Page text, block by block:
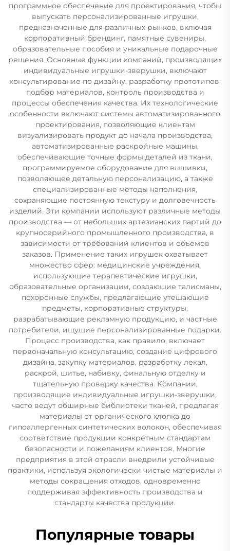
программное обеспечение для проектирования, чтобы
выпускать персонализированные игрушки,
предназначенные для различных рынков, включая
корпоративный брендинг, памятные сувениры,
образовательные пособия и уникальные подарочные
решения. Основные функции компаний, производящих
индивидуальные игрушки-зверушки, включают
консультирование по дизайну, разработку прототипов,
подбор материалов, контроль производства и
процессы обеспечения качества. Их технологические
особенности включают системы автоматизированного
проектирования, позволяющие клиентам
визуализировать продукт до начала производства,
автоматизированные раскройные машины,
обеспечивающие точные формы деталей из ткани,
программируемое оборудование для вышивки,
позволяющее детальную персонализацию, а также
специализированные методы наполнения,
сохраняющие постоянную текстуру и долговечность
изделий. Эти компании используют различные методы
производства — от небольших артезианских партий до
крупносерийного промышленного производства, в
зависимости от требований клиентов и объемов
заказов. Применение таких игрушек охватывает
множество сфер: медицинские учреждения,
использующие терапевтические игрушки,
образовательные организации, создающие талисманы,
похоронные службы, предлагающие утешающие
предметы, корпоративные структуры,
разрабатывающие рекламную продукцию, и частные
потребители, ищущие персонализированные подарки.
Процесс производства, как правило, включает
первоначальную консультацию, создание цифрового
дизайна, закупку материалов, разработку лекал,
раскрой, шитье, набивку, финальную отделку и
тщательную проверку качества. Компании,
производящие индивидуальные игрушки-зверушки,
часто ведут обширные библиотеки тканей, предлагая
материалы от органического хлопка до
гипоаллергенных синтетических волокон, обеспечивая
соответствие продукции конкретным стандартам
безопасности и пожеланиям клиентов. Многие
предприятия в этой отрасли внедрили устойчивые
практики, используя экологически чистые материалы и
методы сокращения отходов, одновременно
поддерживая эффективность производства и
стандарты качества продукции.
Популярные товары